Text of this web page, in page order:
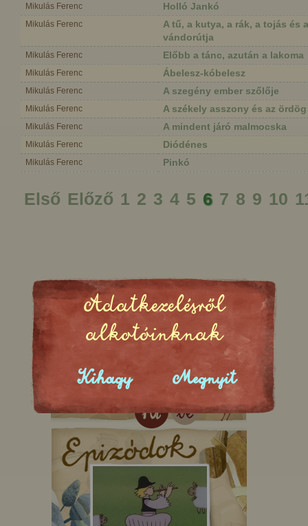
Mikulás Ferenc Holló Jankó
Mikulás Ferenc
A tű, a kutya, a rák, a tojás és
vándorútja
Mikulás Ferenc Előbb a tánc, azután a lakoma
Mikulás Ferenc Ábelesz-kóbelesz
Mikulás Ferenc A szegény ember szőlője
Mikulás Ferenc A székely asszony és az ördög
Mikulás Ferenc A mindent járó malmocska
Mikulás Ferenc Diódénes
Mikulás Ferenc Pinkó
Első Előző 1 2 3 4 5 6 7 8 9 10
Adatkezelésről
alkotóinknak
Kihagy Megnyit